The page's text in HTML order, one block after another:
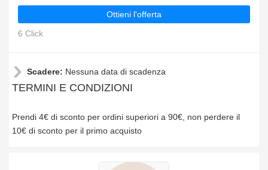
Ottieni l'offerta
6 Click
Scadere: Nessuna data di scadenza
TERMINI E CONDIZIONI
Prendi 4€ di sconto per ordini superiori a 90€, non perdere il
10€ di sconto per il primo acquisto